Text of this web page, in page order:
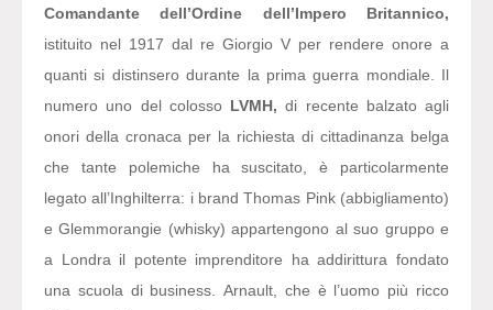
Comandante dell’Ordine dell’Impero Britannico,
istituito nel 1917 dal re Giorgio V per rendere onore a
quanti si distinsero durante la prima guerra mondiale. Il
numero uno del colosso LVMH, di recente balzato agli
onori della cronaca per la richiesta di cittadinanza belga
che tante polemiche ha suscitato, è particolarmente
legato all’Inghilterra: i brand Thomas Pink (abbigliamento)
e Glemmorangie (whisky) appartengono al suo gruppo e
a Londra il potente imprenditore ha addirittura fondato
una scuola di business. Arnault, che è l’uomo più ricco